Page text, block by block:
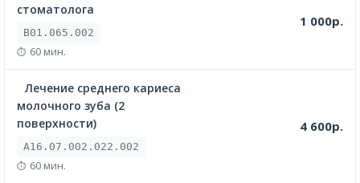
стоматолога
B01.065.002
60 мин.
1 000р.
Лечение среднего кариеса
молочного зуба (2
поверхности)
A16.07.002.022.002
60 мин.
4 600р.